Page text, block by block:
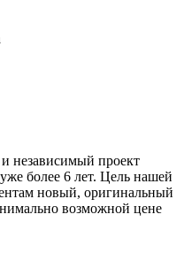
независимый проект
более 6 лет. Цель нашей
новый, оригинальный
возможной цене